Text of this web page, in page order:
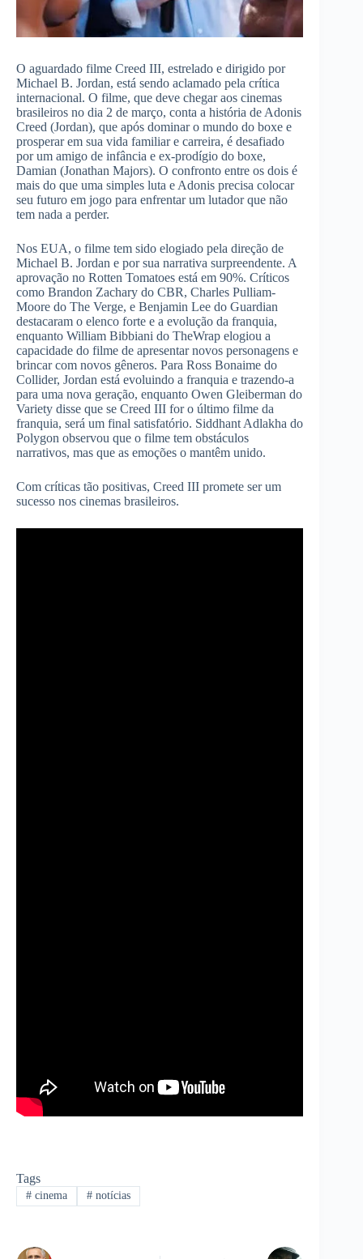
O aguardado filme Creed III, estrelado e dirigido por
Michael B. Jordan, está sendo aclamado pela crítica
internacional. O filme, que deve chegar aos cinemas
brasileiros no dia 2 de março, conta a história de Adonis
Creed (Jordan), que após dominar o mundo do boxe e
prosperar em sua vida familiar e carreira, é desafiado
por um amigo de infância e ex-prodígio do boxe,
Damian (Jonathan Majors). O confronto entre os dois é
mais do que uma simples luta e Adonis precisa colocar
seu futuro em jogo para enfrentar um lutador que não
tem nada a perder.
Nos EUA, o filme tem sido elogiado pela direção de
Michael B. Jordan e por sua narrativa surpreendente. A
aprovação no Rotten Tomatoes está em 90%. Críticos
como Brandon Zachary do CBR, Charles Pulliam-
Moore do The Verge, e Benjamin Lee do Guardian
destacaram o elenco forte e a evolução da franquia,
enquanto William Bibbiani do TheWrap elogiou a
capacidade do filme de apresentar novos personagens e
brincar com novos gêneros. Para Ross Bonaime do
Collider, Jordan está evoluindo a franquia e trazendo-a
para uma nova geração, enquanto Owen Gleiberman do
Variety disse que se Creed III for o último filme da
franquia, será um final satisfatório. Siddhant Adlakha do
Polygon observou que o filme tem obstáculos
narrativos, mas que as emoções o mantêm unido.
Com críticas tão positivas, Creed III promete ser um
sucesso nos cinemas brasileiros.
Tags
#cinema #notícias